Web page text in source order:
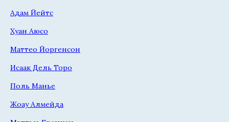
Адам Йейтс
Хуан Аюсо
Маттео Йоргенсон
Исаак Дель Торо
Поль Манье
Жоау Алмейда